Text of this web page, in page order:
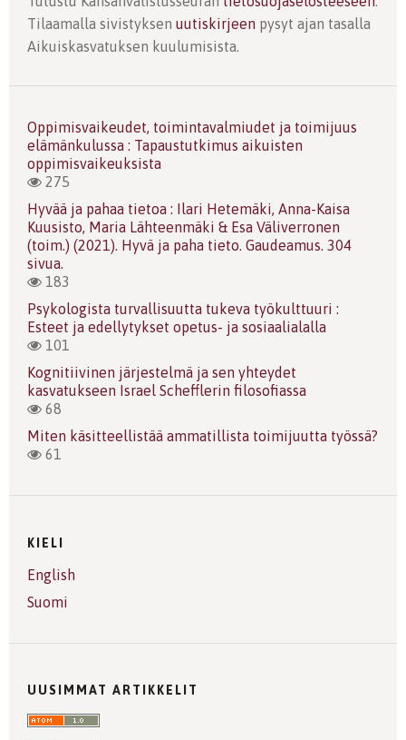
Tilaamalla sivistyksen uutiskirjeen pysyt ajan tasalla
Aikuiskasvatuksen kuulumisista.
Oppimisvaikeudet, toimintavalmiudet ja toimijuus
elämänkulussa : Tapaustutkimus aikuisten
oppimisvaikeuksista
275
Hyvää ja pahaa tietoa : Ilari Hetemäki, Anna-Kaisa
Kuusisto, Maria Lähteenmäki & Esa Väliverronen
(toim.) (2021). Hyvä ja paha tieto. Gaudeamus. 304
sivua.
183
Psykologista turvallisuutta tukeva työkulttuuri :
Esteet ja edellytykset opetus- ja sosiaalialalla
101
Kognitiivinen järjestelmä ja sen yhteydet
kasvatukseen Israel Schefflerin filosofiassa
68
Miten käsitteellistää ammatillista toimijuutta työssä?
61
KIELI
English
Suomi
UUSIMMAT ARTIKKELIT